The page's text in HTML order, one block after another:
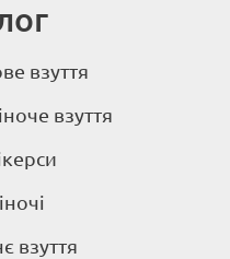
взуття
взуття
взуття